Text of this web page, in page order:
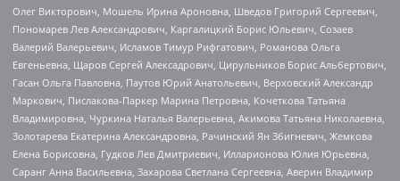
Олег Викторович, Мошель Ирина Ароновна, Шведов Григорий Сергеевич,
Пономарев Лев Александрович, Каргалицкий Борис Юльевич, Созаев
Валерий Валерьевич, Исламов Тимур Рифгатович, Романова Ольга
Евгеньевна, Щаров Сергей Алексадрович, Цирульников Борис Альбертович,
Гасан Ольга Павловна, Паутов Юрий Анатольевич, Верховский Александр
Маркович, Пислакова-Паркер Марина Петровна, Кочеткова Татьяна
Владимировна, Чуркина Наталья Валерьевна, Акимова Татьяна Николаевна,
Золотарева Екатерина Александровна, Рачинский Ян Збигневич, Жемкова
Елена Борисовна, Гудков Лев Дмитриевич, Илларионова Юлия Юрьевна,
Саранг Анна Васильевна, Захарова Светлана Сергеевна, Аверин Владимир